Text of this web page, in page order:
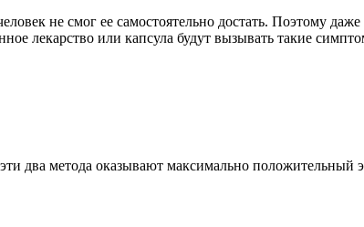
не смог ее самостоятельно достать. Поэтому
лекарство или капсула будут вызывать такие
два метода оказывают максимально положительный